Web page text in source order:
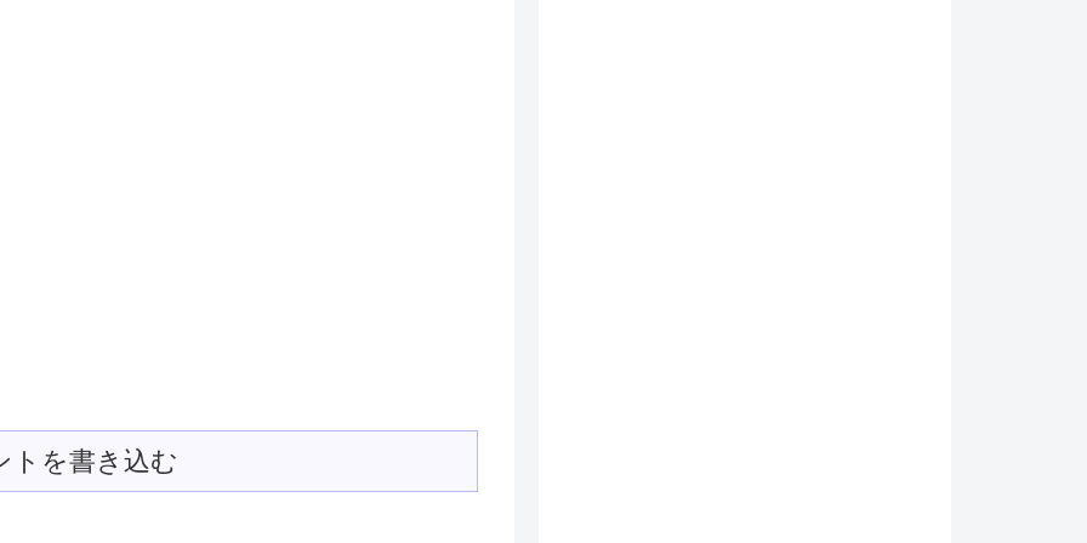
トを書き込む